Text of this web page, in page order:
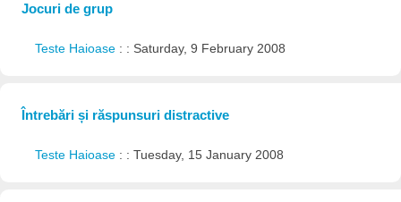
Jocuri de grup
Teste Haioase : : Saturday, 9 February 2008
Întrebări și răspunsuri distractive
Teste Haioase : : Tuesday, 15 January 2008